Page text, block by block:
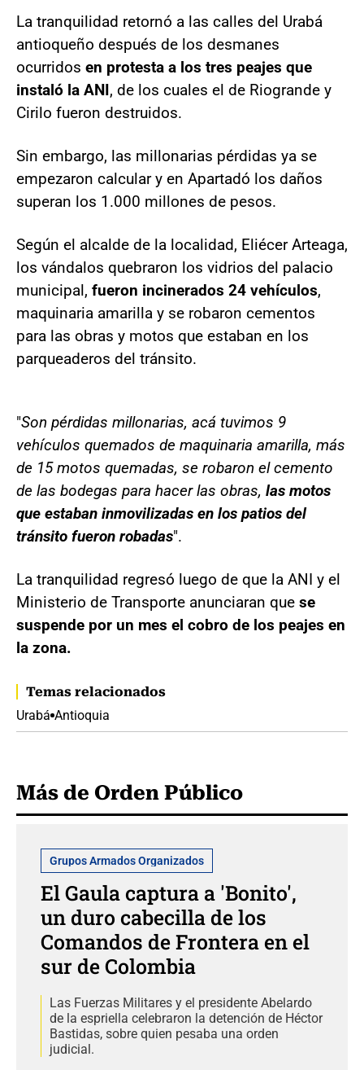
La tranquilidad retornó a las calles del Urabá
antioqueño después de los desmanes
ocurridos en protesta a los tres peajes que
instaló la ANI, de los cuales el de Riogrande y
Cirilo fueron destruidos.
Sin embargo, las millonarias pérdidas ya se
empezaron calcular y en Apartadó los daños
superan los 1.000 millones de pesos.
Según el alcalde de la localidad, Eliécer Arteaga,
los vándalos quebraron los vidrios del palacio
municipal, fueron incinerados 24 vehículos,
maquinaria amarilla y se robaron cementos
para las obras y motos que estaban en los
parqueaderos del tránsito.
"Son pérdidas millonarias, acá tuvimos 9
vehículos quemados de maquinaria amarilla, más
de 15 motos quemadas, se robaron el cemento
de las bodegas para hacer las obras, las motos
que estaban inmovilizadas en los patios del
tránsito fueron robadas".
La tranquilidad regresó luego de que la ANI y el
Ministerio de Transporte anunciaran que se
suspende por un mes el cobro de los peajes en
la zona.
Temas relacionados
Urabá Antioquia
Más de Orden Público
Grupos Armados Organizados
El Gaula captura a 'Bonito',
un duro cabecilla de los
Comandos de Frontera en el
sur de Colombia
Las Fuerzas Militares y el presidente Abelardo
de la espriella celebraron la detención de Héctor
Bastidas, sobre quien pesaba una orden
judicial.